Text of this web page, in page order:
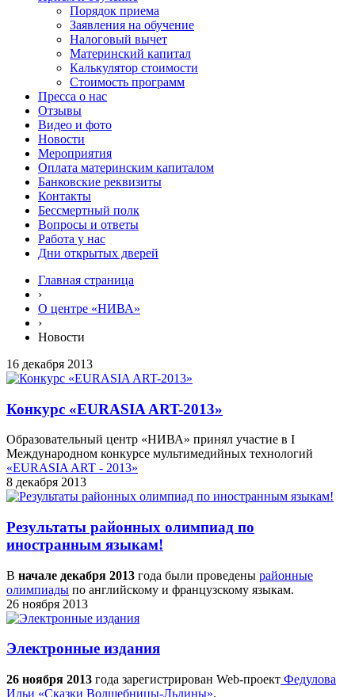
Порядок приема
Заявления на обучение
Налоговый вычет
Материнский капитал
Калькулятор стоимости
Стоимость программ
Пресса о нас
Отзывы
Видео и фото
Новости
Мероприятия
Оплата материнским капиталом
Банковские реквизиты
Контакты
Бессмертный полк
Вопросы и ответы
Работа у нас
Дни открытых дверей
Главная страница
›
О центре «НИВА»
›
Новости
16 декабря 2013
Конкурс «EURASIA ART-2013»
Образовательный центр «НИВА» принял участие в I
Международном конкурсе мультимедийных технологий
«EURASIA ART - 2013»
8 декабря 2013
Результаты районных олимпиад по
иностранным языкам!
В начале декабря 2013 года были проведены районные
олимпиады по английскому и французскому языкам.
26 ноября 2013
Электронные издания
26 ноября 2013 года зарегистрирован Web-проект Федулова
Ильи «Сказки Волшебницы-Льдины».